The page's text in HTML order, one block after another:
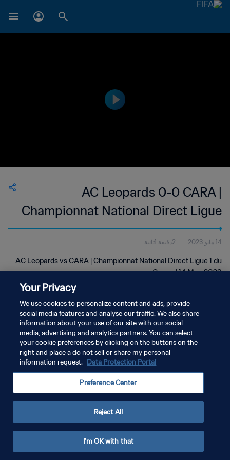
AC Leopards 0-0 CARA |
Championnat National Direct Ligue
1 du Congo | 14 May 2023
14 مايو 2023 2دقيقة 1ثانية
AC Leopards vs CARA | Championnat National Direct Ligue 1 du
Congo | 14 May 2023
سياسة الخصوصية
إدارة تفضيلات ملفات تعريف الارتباط
Your Privacy
We use cookies to personalize content and ads, provide
social media features and analyse our traffic. We also share
information about your use of our site with our social
media, advertising and analytics partners. You can select
your cookie preferences by clicking on the buttons on the
right and place a do not sell or share my personal
information request. Data Protection Portal
Preference Center
Reject All
I'm OK with that